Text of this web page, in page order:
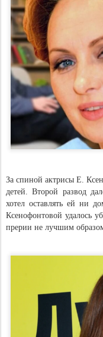
За спиной актрисы Е.
детей. Второй развод
хотел оставлять ей ни
Ксенофонтовой удалось
прерии не лучшим